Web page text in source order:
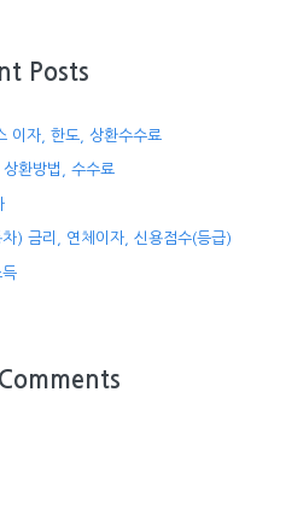
Posts
이자, 한도, 상환수수료
환방법, 수수료
) 금리, 연체이자, 신용점수(등급)